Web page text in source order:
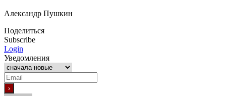
Александр Пушкин
Поделиться
Subscribe
Login
Уведомления